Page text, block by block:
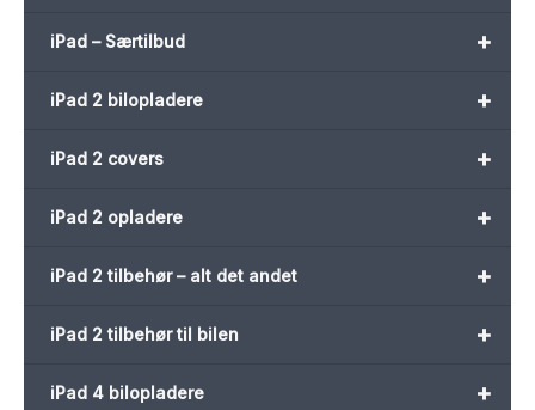
+
iPad – Særtilbud
+
iPad 2 bilopladere
+
iPad 2 covers
+
iPad 2 opladere
+
iPad 2 tilbehør – alt det andet
+
iPad 2 tilbehør til bilen
+
iPad 4 bilopladere